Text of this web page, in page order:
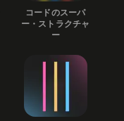
コードのスーパ
ー・ストラクチャ
ー